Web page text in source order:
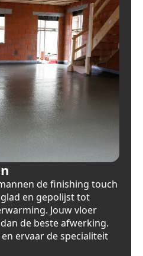
de finishing touch
en gepolijst tot
Jouw vloer
de beste afwerking.
ervaar de specialiteit